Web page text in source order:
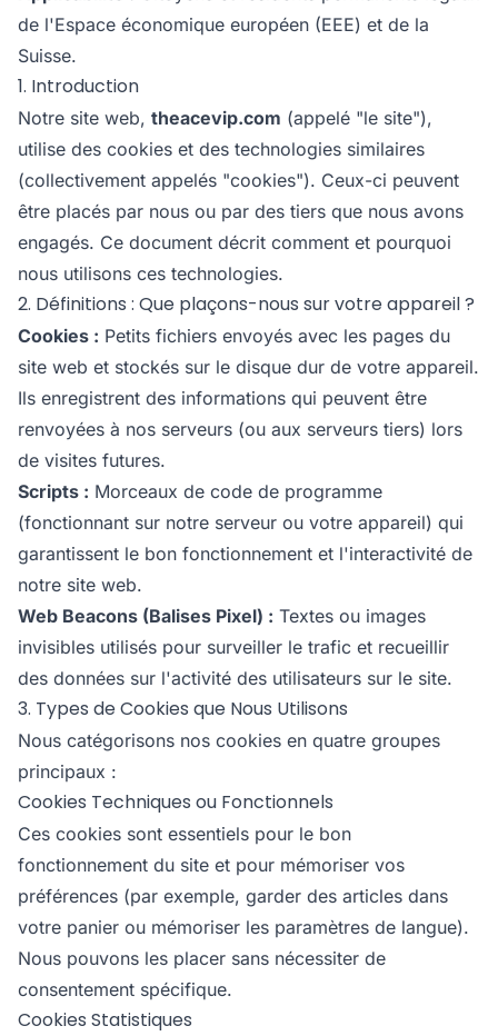
de l'Espace économique européen (EEE) et de la
Suisse.
1. Introduction
Notre site web, theacevip.com (appelé "le site"),
utilise des cookies et des technologies similaires
(collectivement appelés "cookies"). Ceux-ci peuvent
être placés par nous ou par des tiers que nous avons
engagés. Ce document décrit comment et pourquoi
nous utilisons ces technologies.
2. Définitions : Que plaçons-nous sur votre appareil ?
Cookies : Petits fichiers envoyés avec les pages du
site web et stockés sur le disque dur de votre appareil.
Ils enregistrent des informations qui peuvent être
renvoyées à nos serveurs (ou aux serveurs tiers) lors
de visites futures.
Scripts : Morceaux de code de programme
(fonctionnant sur notre serveur ou votre appareil) qui
garantissent le bon fonctionnement et l'interactivité de
notre site web.
Web Beacons (Balises Pixel) : Textes ou images
invisibles utilisés pour surveiller le trafic et recueillir
des données sur l'activité des utilisateurs sur le site.
3. Types de Cookies que Nous Utilisons
Nous catégorisons nos cookies en quatre groupes
principaux :
Cookies Techniques ou Fonctionnels
Ces cookies sont essentiels pour le bon
fonctionnement du site et pour mémoriser vos
préférences (par exemple, garder des articles dans
votre panier ou mémoriser les paramètres de langue).
Nous pouvons les placer sans nécessiter de
consentement spécifique.
Cookies Statistiques